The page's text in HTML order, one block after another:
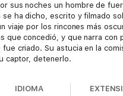
sus noches un hombre de
se ha dicho, escrito y filmado
viaje por los rincones más
concedió, y que narra
criado. Su astucia en la
captor, detenerlo.
durante los veintitrés
IDIOMA